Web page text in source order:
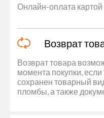
Онлайн-оплата
Возврат
Возврат товара
момента покупки,
сохранен товарный
пломбы, а также